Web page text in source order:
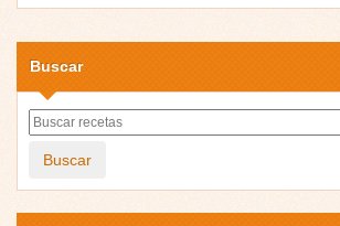
Buscar
Buscar